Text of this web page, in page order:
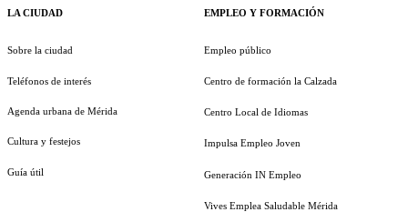
LA CIUDAD
Sobre la ciudad
Teléfonos de interés
Agenda urbana de Mérida
Cultura y festejos
Guía útil
EMPLEO Y FORMACIÓN
Empleo público
Centro de formación la Calzada
Centro Local de Idiomas
Impulsa Empleo Joven
Generación IN Empleo
Vives Emplea Saludable Mérida